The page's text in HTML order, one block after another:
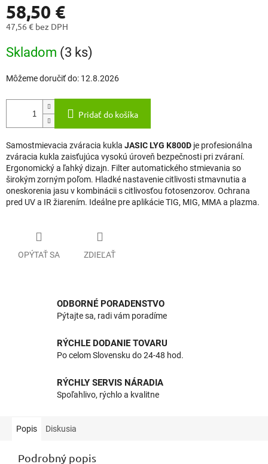
58,50 €
47,56 € bez DPH
cena:
Skladom (3 ks)
Môžeme doručiť do: 12.8.2026
Pridať do košíka
Samostmievacia zváracia kukla JASIC LYG K800D je profesionálna
zváracia kukla zaisťujúca vysokú úroveň bezpečnosti pri zváraní.
Ergonomický a ľahký dizajn. Filter automatického stmievania so
širokým zorným poľom. Hladké nastavenie citlivosti stmavnutia a
oneskorenia jasu v kombinácii s citlivosťou fotosenzorov. Ochrana
pred UV a IR žiarením. Ideálne pre aplikácie TIG, MIG, MMA a plazma.
OPÝTAŤ SA ZDIEĽAŤ
ODBORNÉ PORADENSTVO
Pýtajte sa, radi vám poradíme
RÝCHLE DODANIE TOVARU
Po celom Slovensku do 24-48 hod.
RÝCHLY SERVIS NÁRADIA
Spoľahlivo, rýchlo a kvalitne
Popis Diskusia
Podrobný popis